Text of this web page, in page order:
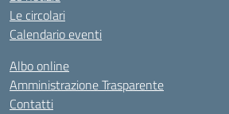
Le circolari
Calendario eventi
Albo online
Amministrazione Trasparente
Contatti